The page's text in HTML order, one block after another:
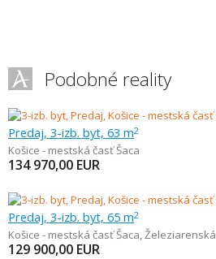
Podobné reality
Predaj, 3-izb. byt, 63 m2
Košice - mestská časť Šaca
134 970,00 EUR
Predaj, 3-izb. byt, 65 m2
Košice - mestská časť Šaca,Železiarenská
129 900,00 EUR